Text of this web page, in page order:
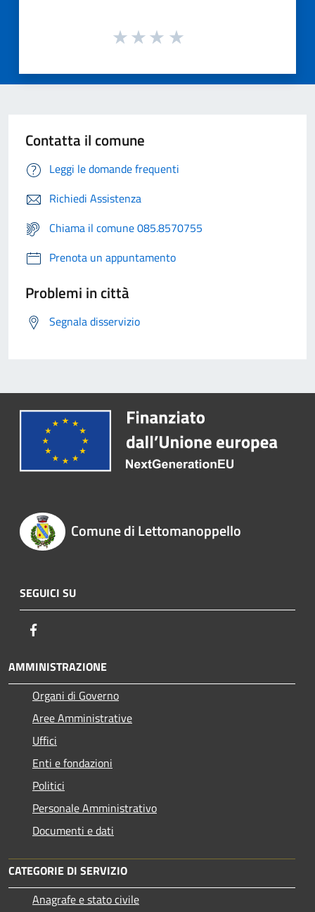
Contatta il comune
Leggi le domande frequenti
Richiedi Assistenza
Chiama il comune 085.8570755
Prenota un appuntamento
Problemi in città
Segnala disservizio
Comune di Lettomanoppello
SEGUICI SU
AMMINISTRAZIONE
Organi di Governo
Aree Amministrative
Uffici
Enti e fondazioni
Politici
Personale Amministrativo
Documenti e dati
CATEGORIE DI SERVIZIO
Anagrafe e stato civile